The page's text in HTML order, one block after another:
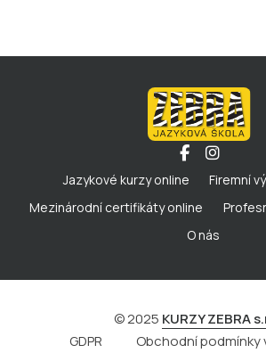
Jazykové kurzy online
Firemní
Mezinárodní certifikáty online
O nás
© 2025 KURZY ZEBRA
GDPR
Obchodní podmínky